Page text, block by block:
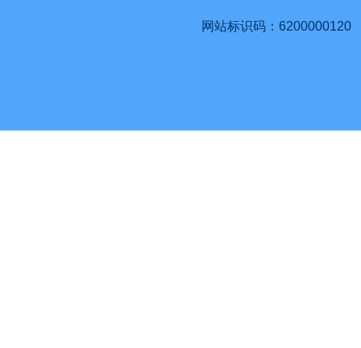
网站标识码：6200000120